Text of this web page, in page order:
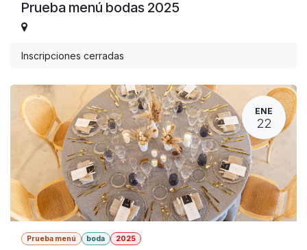
Prueba menú bodas 2025
Inscripciones cerradas
ENE
22
Prueba menú boda 2025